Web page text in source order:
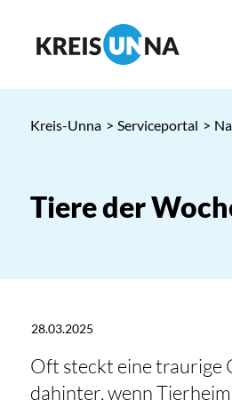
Kreis-Unna > Serviceportal >
Tiere der
28.03.2025
Oft steckt eine traurige
dahinter, wenn